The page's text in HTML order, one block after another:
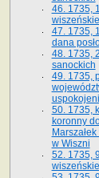
46. 1735,
47. 1735,
dana
48. 1735,
sanockich
49. 1735,
50. 1735,
koronny
w Wiszni
52. 1735,